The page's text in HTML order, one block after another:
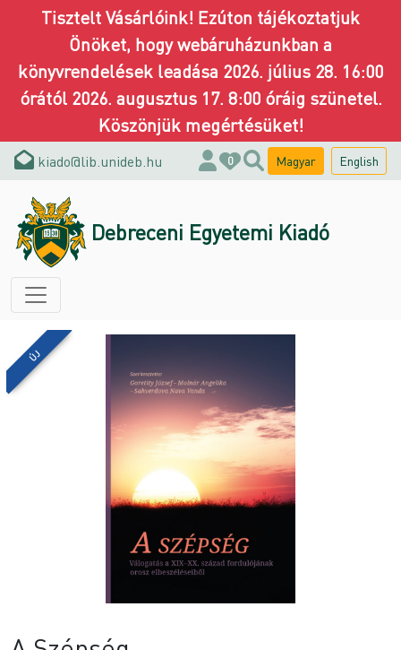
Tisztelt Vásárlóink! Ezúton tájékoztatjuk
Önöket, hogy webáruházunkban a
könyvrendelések leadása 2026. július 28. 16:00
órától 2026. augusztus 17. 8:00 óráig szünetel.
Köszönjük megértésüket!
kiado@lib.unideb.hu 0 Magyar English
Debreceni Egyetemi Kiadó
ÚJ